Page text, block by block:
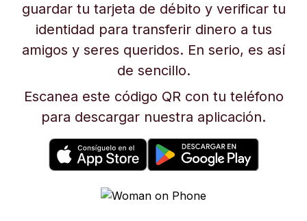
guardar tu tarjeta de débito y verificar tu
identidad para transferir dinero a tus
amigos y seres queridos. En serio, es así
de sencillo.
Escanea este código QR con tu teléfono
para descargar nuestra aplicación.